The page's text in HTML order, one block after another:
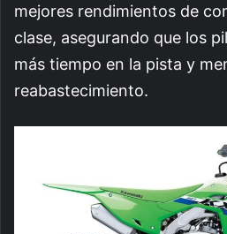
mejores rendimientos de
clase, asegurando que los
más tiempo en la pista y
reabastecimiento.